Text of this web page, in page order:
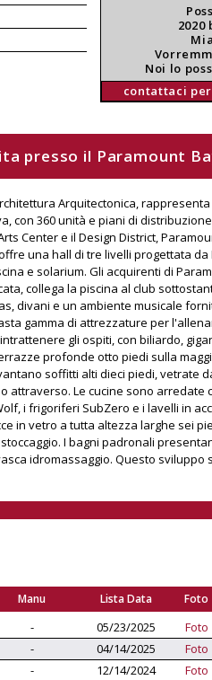
2020
Noi lo
contattaci
presso il Paramount
Arquitectonica,
con 360 unità e piani di
Center e il Design District,
una hall di tre livelli progettata da
e solarium. Gli acquirenti di
collega la piscina al club
divani e un ambiente musicale
gamma di attrezzature per
gli ospiti, con biliardo,
profonde otto piedi sulla
soffitti alti dieci piedi, vetrate
Le cucine sono arredate
i frigoriferi SubZero e i lavelli in
in vetro a tutta altezza larghe sei
I bagni padronali
idromassaggio. Questo sviluppo
Manu Lista Data Foto
- 05/23/2025 Foto
- 04/14/2025 Foto
- 12/14/2024 Foto